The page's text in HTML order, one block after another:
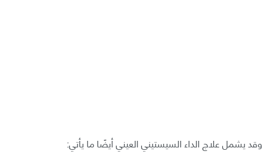
وقد يشمل علاج الداء السيستيني العيني أيضًا ما يأتي: